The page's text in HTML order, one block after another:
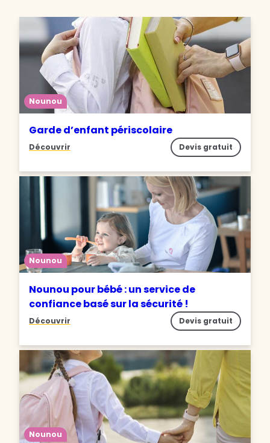
Nounou
Garde d’enfant périscolaire
Découvrir Devis gratuit
Nounou
Nounou pour bébé : un service de
confiance basé sur la sécurité !
Découvrir Devis gratuit
Nounou